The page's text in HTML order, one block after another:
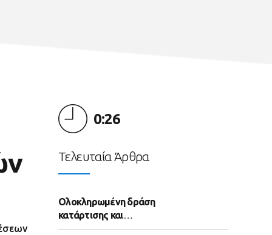
0:26
Τελευταία Άρθρα
Ολοκληρωμένη δράση
κατάρτισης και
απασχόλησης ανέργων